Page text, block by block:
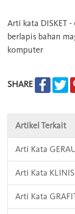
Arti kata DISKET -
berlapis bahan
komputer
SHARE
Artikel Terkait
Arti Kata
Arti Kata KLINIS
Arti Kata